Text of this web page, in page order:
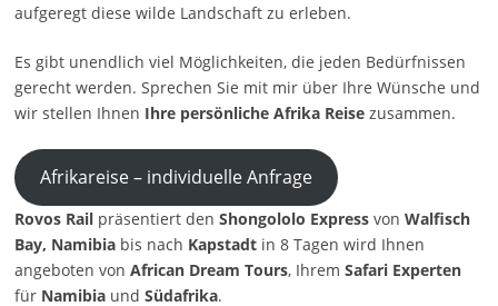
aufgeregt diese wilde Landschaft zu erleben.
Es gibt unendlich viel Möglichkeiten, die jeden Bedürfnissen
gerecht werden. Sprechen Sie mit mir über Ihre Wünsche und
wir stellen Ihnen Ihre persönliche Afrika Reisezusammen.
Afrikareise – individuelle Anfrage
Rovos Railpräsentiert den Shongololo Express von Walfisch
Bay, Namibiabis nach Kapstadtin 8 Tagen wird Ihnen
angeboten von African Dream Tours, Ihrem Safari Experten
für Namibiaund Südafrika.